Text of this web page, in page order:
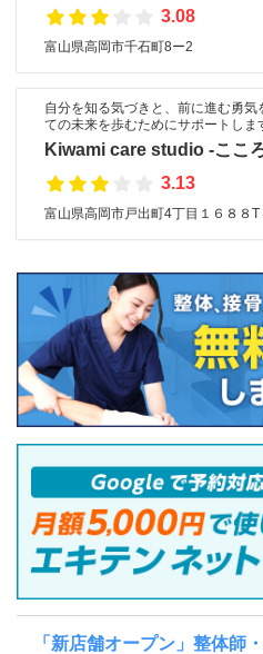
3.08
富山県高岡市千石町8ー2
自分を知る気づきと、前に進む勇
ての未来を歩むためにサポートしま
Kiwami care studio -ここ
3.13
富山県高岡市戸出町4丁目１６８８
「新店舗オープン」整体師